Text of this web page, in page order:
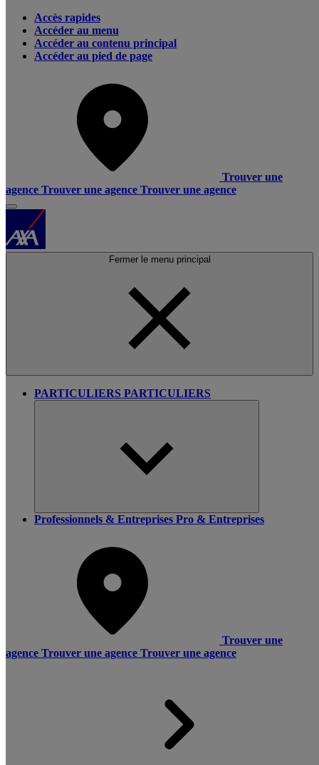
Accès rapides
Accéder au menu
Accéder au contenu principal
Accéder au pied de page
Trouver une
agence Trouver une agence Trouver une agence
Fermer le menu principal
PARTICULIERS PARTICULIERS
Professionnels & Entreprises Pro & Entreprises
Trouver une
agence Trouver une agence Trouver une agence